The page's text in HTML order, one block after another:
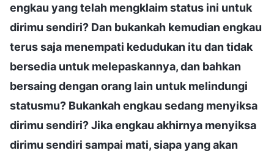
engkau yang telah mengklaim status ini untuk
dirimu sendiri? Dan bukankah kemudian engkau
terus saja menempati kedudukan itu dan tidak
bersedia untuk melepaskannya, dan bahkan
bersaing dengan orang lain untuk melindungi
statusmu? Bukankah engkau sedang menyiksa
dirimu sendiri? Jika engkau akhirnya menyiksa
dirimu sendiri sampai mati, siapa yang akan